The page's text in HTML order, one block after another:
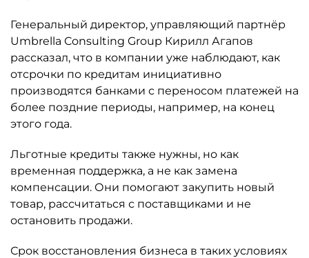
Генеральный директор, управляющий партнёр
Umbrella Consulting Group Кирилл Агапов
рассказал, что в компании уже наблюдают, как
отсрочки по кредитам инициативно
производятся банками с переносом платежей на
более поздние периоды, например, на конец
этого года.
Льготные кредиты также нужны, но как
временная поддержка, а не как замена
компенсации. Они помогают закупить новый
товар, рассчитаться с поставщиками и не
остановить продажи.
Срок восстановления бизнеса в таких условиях